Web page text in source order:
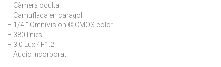
– Càmera oculta.
– Camuflada en caragol.
– 1/4 " OmniVision © CMOS color.
– 380 línies.
– 3.0 Lux / F1.2.
– Audio incorporat.